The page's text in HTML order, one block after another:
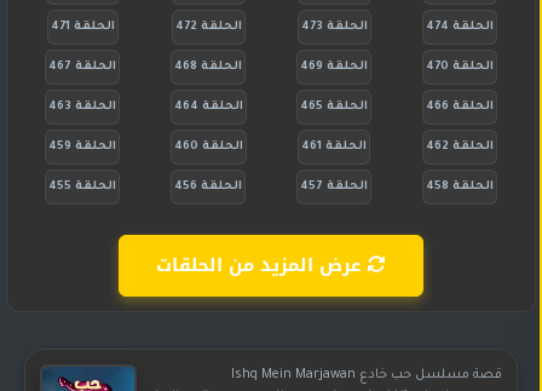
الحلقة 474 الحلقة 473 الحلقة 472 الحلقة 471
الحلقة 470 الحلقة 469 الحلقة 468 الحلقة 467
الحلقة 466 الحلقة 465 الحلقة 464 الحلقة 463
الحلقة 462 الحلقة 461 الحلقة 460 الحلقة 459
الحلقة 458 الحلقة 457 الحلقة 456 الحلقة 455
عرض المزيد من الحلقات
قصة مسلسل حب خادع Ishq Mein Marjawan